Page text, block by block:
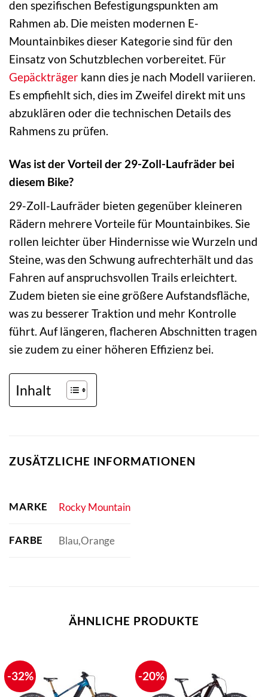
den spezifischen Befestigungspunkten am
Rahmen ab. Die meisten modernen E-
Mountainbikes dieser Kategorie sind für den
Einsatz von Schutzblechen vorbereitet. Für
Gepäckträger kann dies je nach Modell variieren.
Es empfiehlt sich, dies im Zweifel direkt mit uns
abzuklären oder die technischen Details des
Rahmens zu prüfen.
Was ist der Vorteil der 29-Zoll-Laufräder bei
diesem Bike?
29-Zoll-Laufräder bieten gegenüber kleineren
Rädern mehrere Vorteile für Mountainbikes. Sie
rollen leichter über Hindernisse wie Wurzeln und
Steine, was den Schwung aufrechterhält und das
Fahren auf anspruchsvollen Trails erleichtert.
Zudem bieten sie eine größere Aufstandsfläche,
was zu besserer Traktion und mehr Kontrolle
führt. Auf längeren, flacheren Abschnitten tragen
sie zudem zu einer höheren Effizienz bei.
Inhalt
ZUSÄTZLICHE INFORMATIONEN
MARKE Rocky Mountain
FARBE Blau,Orange
ÄHNLICHE PRODUKTE
-32% -20%